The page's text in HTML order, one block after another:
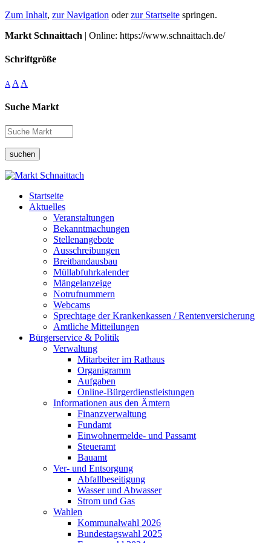
Zum Inhalt, zur Navigation oderzur Startseite springen.
Markt Schnaittach | Online: https://www.schnaittach.de/
Schriftgröße
A A A
Suche Markt
suchen
Startseite
Aktuelles
Veranstaltungen
Bekanntmachungen
Stellenangebote
Ausschreibungen
Breitbandausbau
Müllabfuhrkalender
Mängelanzeige
Notrufnummern
Webcams
Sprechtage der Krankenkassen / Rentenversicherung
Amtliche Mitteilungen
Bürgerservice & Politik
Verwaltung
Mitarbeiter im Rathaus
Organigramm
Aufgaben
Online-Bürgerdienstleistungen
Informationen aus den Ämtern
Finanzverwaltung
Fundamt
Einwohnermelde- und Passamt
Steueramt
Bauamt
Ver- und Entsorgung
Abfallbeseitigung
Wasser und Abwasser
Strom und Gas
Wahlen
Kommunalwahl 2026
Bundestagswahl 2025